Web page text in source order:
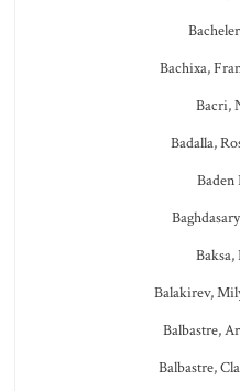
Bachixa,
Bacri,
Badalla,
Baden
Balakirev,
Balbastre,
Balbastre,